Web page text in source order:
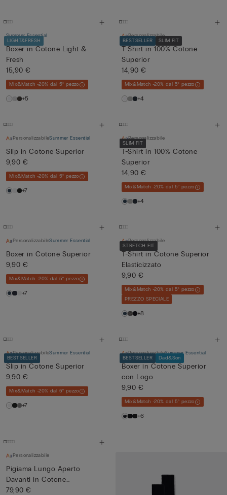
LIGHT&FRESH
Summer Essential
Boxer in Cotone Light &
Fresh
15,90 €
Mix&Match -20% dal 5° pezzo
+5
BESTSELLER SLIM FIT
Personalizzabile
T-Shirt in 100% Cotone
Superior
14,90 €
Mix&Match -20% dal 5° pezzo
+4
PersonalizzabileSummer Essential
Slip in Cotone Superior
9,90 €
Mix&Match -20% dal 5° pezzo
+7
SLIM FIT
Personalizzabile
T-Shirt in 100% Cotone
Superior
14,90 €
Mix&Match -20% dal 5° pezzo
+4
PersonalizzabileSummer Essential
Boxer in Cotone Superior
9,90 €
Mix&Match -20% dal 5° pezzo
+7
STRETCH FIT
Personalizzabile
T-Shirt in Cotone Superior
Elasticizzato
9,90 €
Mix&Match -20% dal 5° pezzo
PREZZO SPECIALE
+8
BESTSELLER
PersonalizzabileSummer Essential
Slip in Cotone Superior
9,90 €
Mix&Match -20% dal 5° pezzo
+7
BESTSELLER Dad&Son
PersonalizzabileSummer Essential
Boxer in Cotone Superior
con Logo
9,90 €
Mix&Match -20% dal 5° pezzo
+6
Personalizzabile
Pigiama Lungo Aperto
Davanti in Cotone
Mercerizzat...
79,90 €